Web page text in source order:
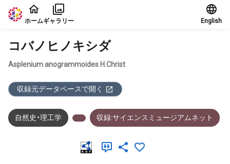
本文に飛ぶ
ホームギャラリー English
コバノヒノキシダ
Asplenium anogrammoides H.Christ
収録元データベースで開く
自然史・理工学 収録:サイエンスミュージアムネット